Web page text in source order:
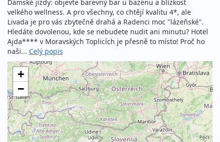
Dámské jízdy: objevte barevný bar u bazénu a blízkost
velkého wellness. A pro všechny, co chtějí kvalitu 4*, ale
Livada je pro vás zbytečně drahá a Radenci moc "lázeňské".
Hledáte dovolenou, kde se nebudete nudit ani minutu? Hotel
Ajda**** v Moravských Toplicích je přesně to místo! Proč ho
naši... Celý popis
+
−